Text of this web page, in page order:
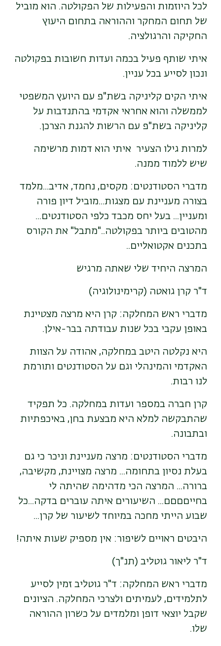
לכל היוזמות והפעילות של הפקולטה. הוא מוביל
של תחום המחקר וההוראה בתחום היעוץ
החקיקה והרגולציה.
איתי שותף פעיל בכמה ועדות חשובות בפקולטה
ונכון לסייע בכל עניין.
איתי הקים קליניקה בשת"פ עם היועץ המשפטי
לממשלה והוא אחראי אקדמי בהתנדבות על
קליניקה בשת"פ עם הרשות להגנת הצרכן.
למרות גילו הצעיר איתי הוא דמות מרשימה
שיש ללמוד ממנה.
מדברי הסטודנטים: מקסים, נחמד, אדיב...מלמד
בצורה מעניינת עם מצגות...מוביל דיון פורה
ומעניין... בעל יחס מכבד כלפי הסטודנטים...
מהטובים ביותר בפקולטה.."מתבל" את הקורס
בתכנים אקטואליים..
המרצה היחיד שלי שאתה מרגיש
ד"ר קרן גואטה (קרימינולוגיה)
מדברי ראש המחלקה: קרן היא מרצה מצטיינת
באופן עקבי בכל שנות עבודתה בבר-אילן.
היא נקלטה היטב במחלקה, אהודה על הצוות
האקדמי והמינהלי וגם על הסטודנטים ותורמת
לנו רבות.
קרן חברה במספר ועדות במחלקה. כל תפקיד
שהתבקשה למלא היא מבצעת בחן, באיכפתיות
ובתבונה.
מדברי הסטודנטים: מרצה מעניינת וניכר כי גם
בעלת נסיון בתחומה... מרצה מצויינת, מקשיבה,
ברורה... המרצה הכי מדהימה שהיתה לי
בחייםםםם... השיעורים איתה עוברים בדקה...כל
שבוע הייתי מחכה במיוחד לשיעור של קרן...
היבטים ראויים לשיפור: אין מספיק שעות איתה!
ד"ר ליאור גוטליב (תנ"ך)
מדברי ראש המחלקה: ד"ר גוטליב זמין לסייע
לתלמידים, לעמיתים ולצרכי המחלקה. הציונים
שקבל יוצאי דופן ומלמדים על כשרון ההוראה
שלו.